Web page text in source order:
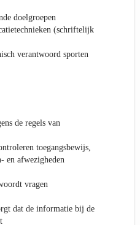
doelgroepen
(schriftelijk
verantwoord sporten
de regels van
toegangsbewijs,
en afwezigheden
vragen
dat de informatie bij de